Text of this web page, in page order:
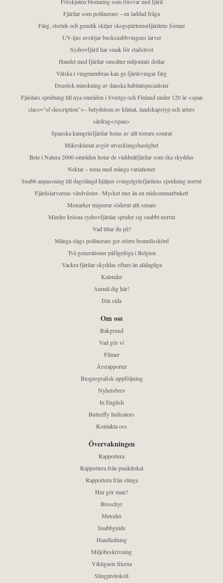
Fjärilar som pollinerare – en laddad fråga
Färg, storlek och genetik skiljer skogspärlemorfjärilens former
UV-ljus avslöjar busksnabbvingens larver
Sydrovfjäril har smak för stadslivet
Handel med fjärilar omsätter miljontals dollar
Vätska i vingmembran kan ge fjärilsvingar färg
Drastisk minskning av danska habitatspecialister
Fjärilars spridning till nya områden i Sverige och Finland under 120 år <span
class="sf-description">– betydelsen av klimat, landskapstyp och arters
särdrag</span>
Spanska kamgräsfjärilar hotas av allt torrare somrar
Mikroklimat avgör utvecklingshastighet
Bete i Natura 2000-områden hotar de väddnätfjärilar som ska skyddas
Nektar – tema med många variationer
Snabb anpassning till dagslängd hjälper svingelgräsfjärilens spridning norrut
Fjärilslarvernas värdväxter– Mycket mer än en midsommarbukett
Monarker migrerar söderut allt senare
Mindre kräsna sydrovfjärilar sprider sig snabbt norrut
Vad tittar du på?
Många slags pollinerare ger större bomullsskörd
Två generationer påfågelöga i Belgien
Vackra fjärilar skyddas oftare än alldagliga
Kalender
Anmäl dig här!
Din sida
Om oss
Bakgrund
Vad gör vi
Filmer
Årsrapporter
Biogeografisk uppföljning
Nyhetsbrev
In English
Butterfly Indicators
Kontakta oss
Övervakningen
Rapportera
Rapportera från punktlokal
Rapportera från slinga
Hur gör man?
Broschyr
Metoder
Snabbguide
Handledning
Miljöbeskrivning
Viktigaste filerna
Slingprotokoll